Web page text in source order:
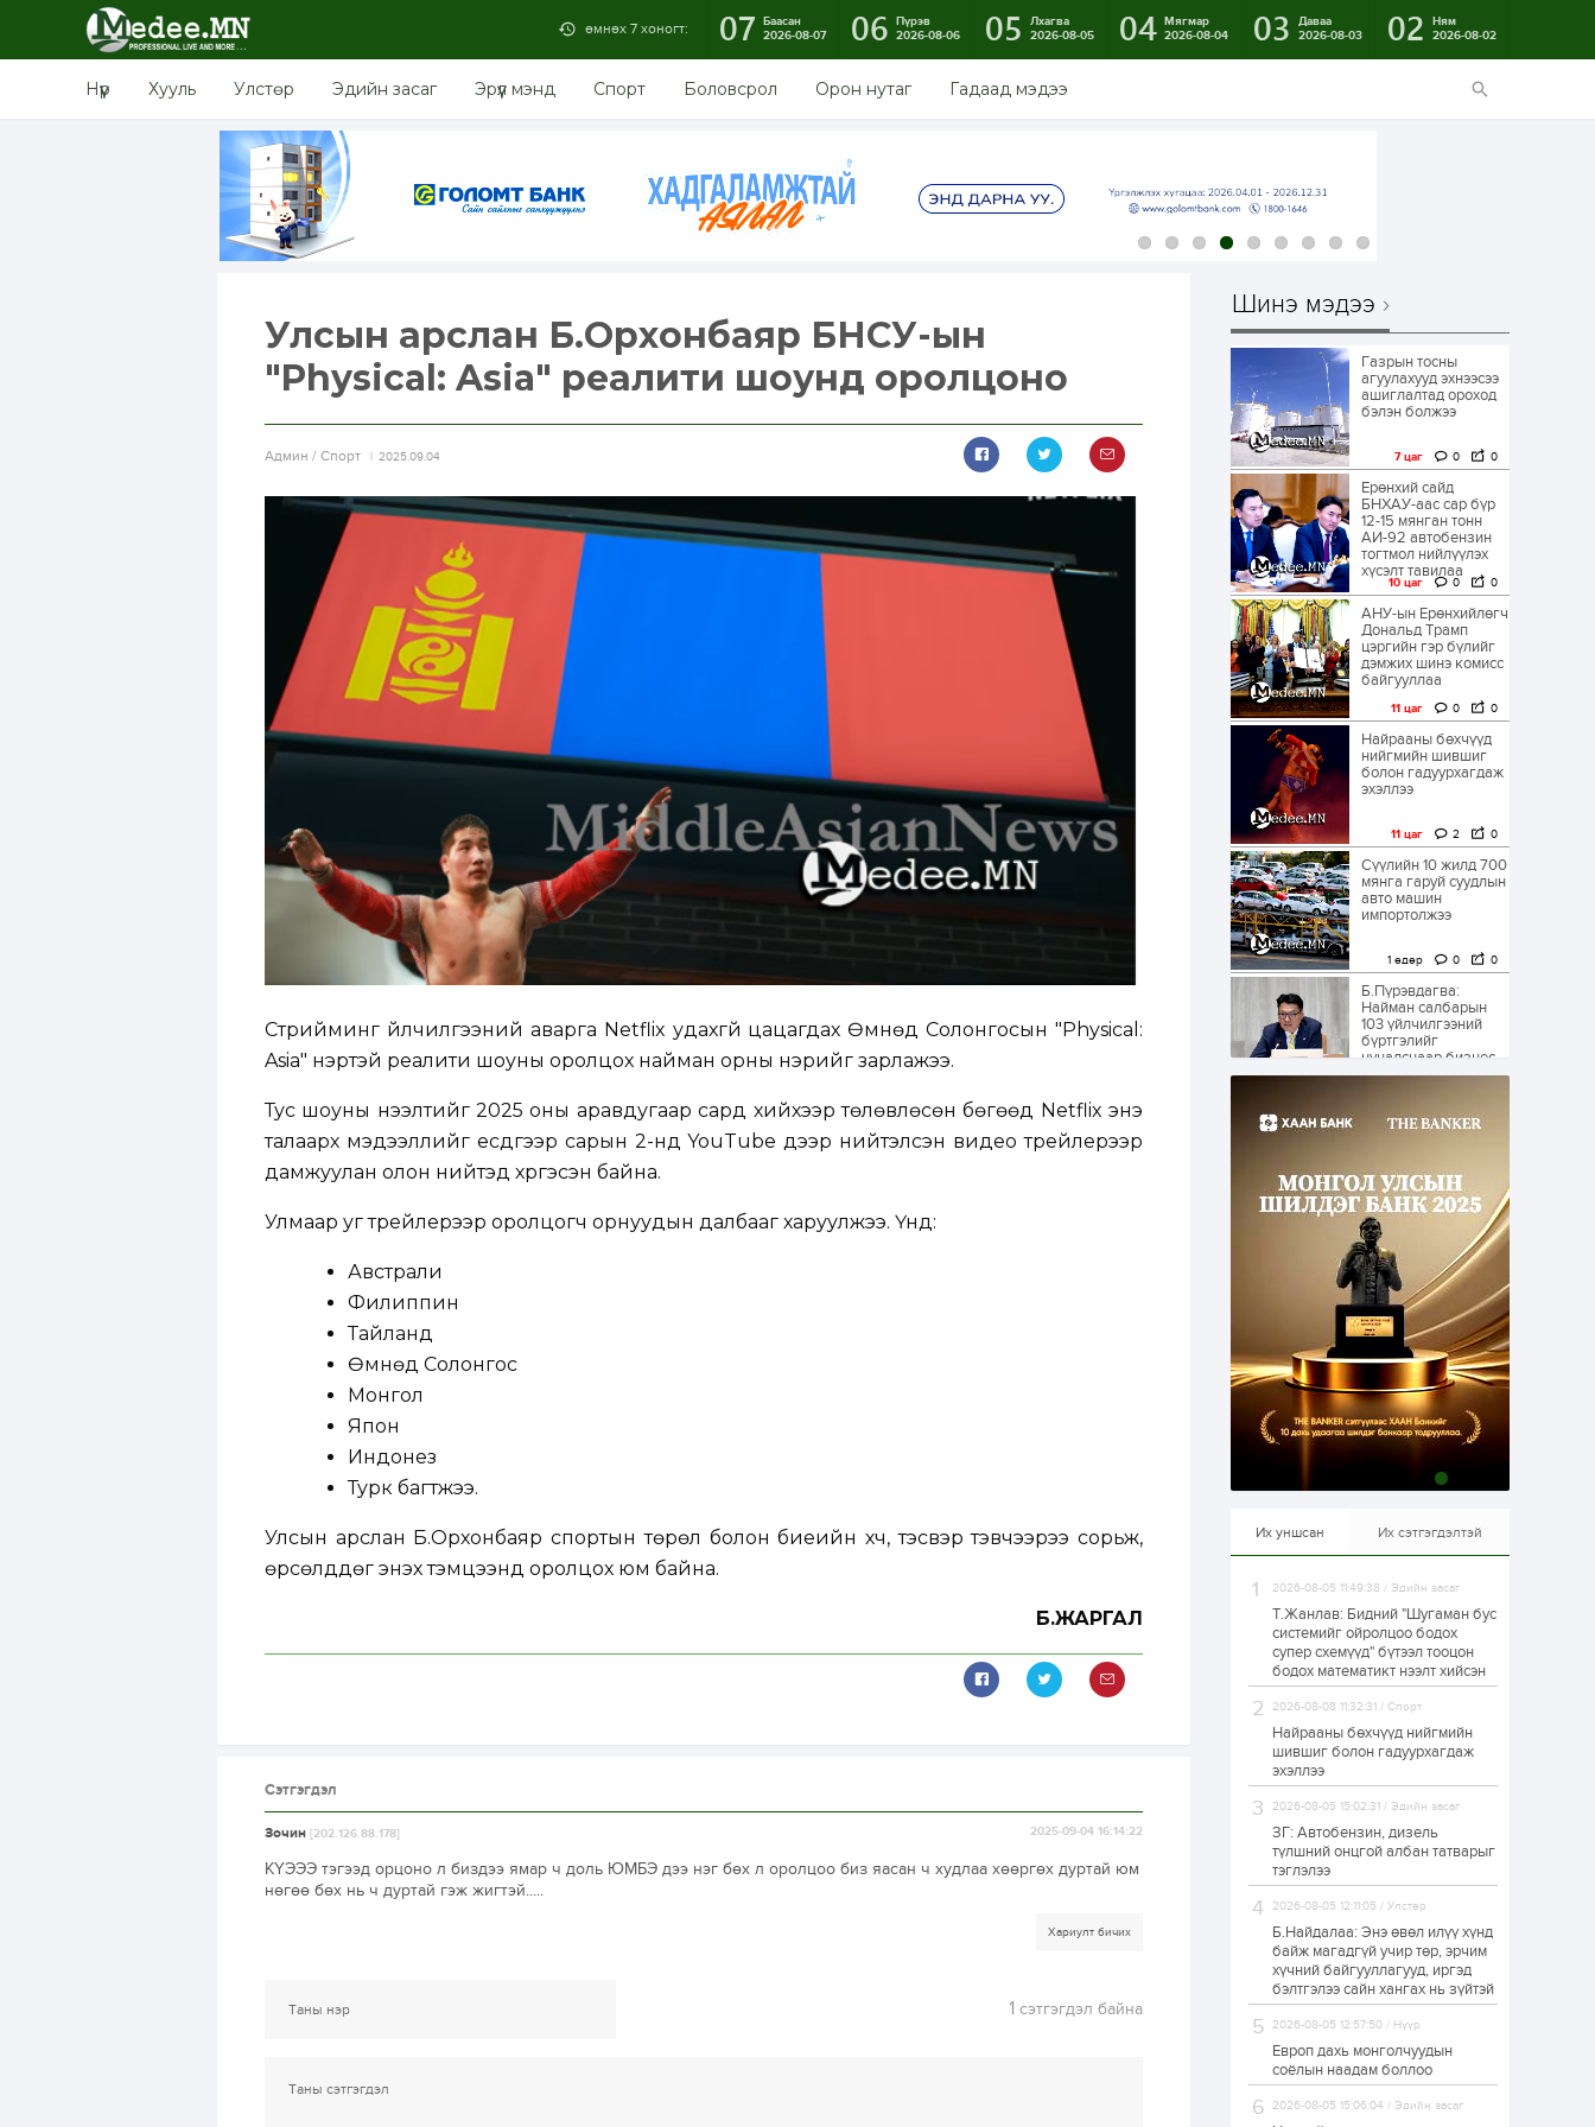
өмнөх 7 хоногт: 07 Баасан
2026-08-07
06 Пүрэв
2026-08-06
05
Лхагва
2026-08-05
04 Мягмар
2026-08-04
03
Даваа
2026-08-03
02
Ням
2026-08-02
Нүүр Хууль Улстөр Эдийн засаг Эрүүл мэнд Спорт Боловсрол Орон нутаг Гадаад мэдээ
Улсын арслан Б.Орхонбаяр БНСУ-ын
"Physical: Asia" реалити шоунд оролцоно
Aдмин / Спорт 2025.09.04
Стрийминг үйлчилгээний аварга Netflix удахгүй цацагдах Өмнөд Солонгосын "Physical:
Asia" нэртэй реалити шоуны оролцох найман орны нэрийг зарлажээ.
Тус шоуны нээлтийг 2025 оны аравдугаар сард хийхээр төлөвлөсөн бөгөөд Netflix энэ
талаарх мэдээллийг есдүгээр сарын 2-нд YouTube дээр нийтэлсэн видео трейлерээр
дамжуулан олон нийтэд хүргэсэн байна.
Улмаар уг трейлерээр оролцогч орнуудын далбааг харуулжээ. Үүнд:
Австрали
Филиппин
Тайланд
Өмнөд Солонгос
Монгол
Япон
Индонез
Турк багтжээ.
Улсын арслан Б.Орхонбаяр спортын төрөл болон биеийн хүч, тэсвэр тэвчээрээ сорьж,
өрсөлддөг энэхүү тэмцээнд оролцох юм байна.
Б.ЖАРГАЛ
Сэтгэгдэл
Зочин [202.126.88.178] 2025-09-04 16:14:22
КҮЭЭЭ тэгээд орцоно л биздээ ямар ч доль ЮМБЭ дээ нэг бөх л оролцоо биз яасан ч худлаа хөөргөх дуртай юм
нөгөө бөх нь ч дуртай гэж жигтэй.....
Хариулт бичих
1 сэтгэгдэл байна
Шинэ мэдээ
Газрын тосны
агуулахууд эхнээсээ
ашиглалтад ороход
бэлэн болжээ
7 цаг 0 0
Ерөнхий сайд
БНХАУ-аас сар бүр
12-15 мянган тонн
АИ-92 автобензин
тогтмол нийлүүлэх
хүсэлт тавилаа
10 цаг 0 0
АНУ-ын Ерөнхийлөгч
Дональд Трамп
цэргийн гэр бүлийг
дэмжих шинэ комисс
байгууллаа
11 цаг 0 0
Найрааны бөхчүүд
нийгмийн шившиг
болон гадуурхагдаж
эхэллээ
11 цаг 2 0
Сүүлийн 10 жилд 700
мянга гаруй суудлын
авто машин
импортолжээ
1 өдөр 0 0
Б.Пүрэвдагва:
Найман салбарын
103 үйлчилгээний
бүртгэлийг
цуцалснаар бизнес
эрхлэхэд таатай...
Долдугаар сард
709.503 зөрчил
1 өдөр 0 0
Цалинтай ээжийн 50
мянган төгрөгийн
тэтгэмжийг 500
мянгад хүргэх
өргөдөлд санал авч
эхэлжээ
1 өдөр 2 0
Б.Түмэн-Өлзий: Олон
улсад хуримтлуулсан
мэдлэг, туршлагаа эх
орныхоо хөгжилд
зориулна
Алтны үнэ дөрвөн
өсөж байна
1 өдөр 0
Худалдагч
Н.Амарзаяа:
Дэлгүүрийн 32
хуудастай өрийн
дэвтэр долоо хоногт
л дүүрдэг
1 өдөр
Б.Хулан дэлхийн
аварга боллоо
1 өдөр
намрын экспортын
орлого Монголд
юм
1 өдөр 0
Автомашины улсын
тоогоор төгссөн бол
өнөөдөр шатахуун
авна
Их уншсан Их сэтгэгдэлтэй
2026-08-05 11:49:38 / Эдийн засаг
Т.Жанлав: Бидний "Шугаман бус
системийг ойролцоо бодох
супер схемүүд" бүтээл тооцон
бодох математикт нээлт хийсэн
2026-08-08 11:32:31 / Спорт
Найрааны бөхчүүд нийгмийн
шившиг болон гадуурхагдаж
эхэллээ
2026-08-05 15:02:31 / Эдийн засаг
ЗГ: Автобензин, дизель
түлшний онцгой албан татварыг
тэглэлээ
2026-08-05 12:11:05 / Улстөр
Б.Найдалаа: Энэ өвөл илүү хүнд
байж магадгүй учир төр, эрчим
хүчний байгууллагууд, иргэд
бэлтгэлээ сайн хангах нь зүйтэй
2026-08-05 12:57:50 / Нүүр
Европ дахь монголчуудын
соёлын наадам боллоо
2026-08-05 15:06:04 / Эдийн засаг